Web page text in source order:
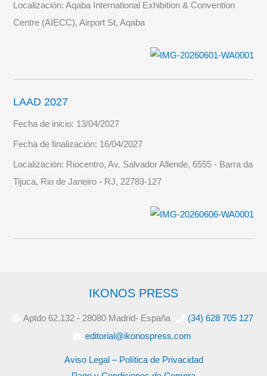
Localización:Aqaba International Exhibition & Convention
Centre (AIECC), Airport St, Aqaba
LAAD 2027
Fecha de inicio: 13/04/2027
Fecha de finalización: 16/04/2027
Localización: Riocentro, Av. Salvador Allende, 6555 - Barra da
Tijuca, Rio de Janeiro - RJ, 22783-127
IKONOS PRESS
Aptdo 62.132 - 28080 Madrid- España
(34) 628 705 127
editorial@ikonospress.com
Aviso Legal – Política de Privacidad